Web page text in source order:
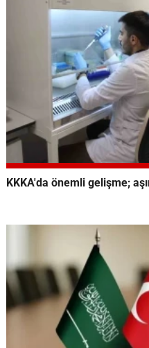
KKKA'da önemli gelişme;